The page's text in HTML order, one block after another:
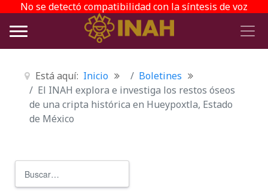
No se detectó compatibilidad con la síntesis de voz
Está aquí: Inicio
Boletines
El INAH explora e investiga los restos óseos
de una cripta histórica en Hueypoxtla, Estado
de México